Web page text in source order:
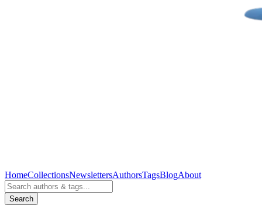
HomeCollectionsNewslettersAuthorsTagsBlogAbout
Search